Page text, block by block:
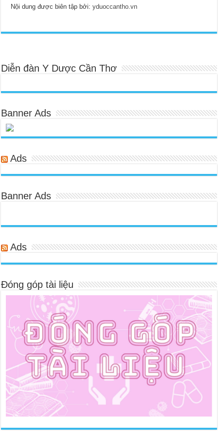
Nội dung được biên tập bởi:yduoccantho.vn
Diễn đàn Y Dược Cần Thơ
Banner Ads
Ads
Banner Ads
Ads
Đóng góp tài liệu